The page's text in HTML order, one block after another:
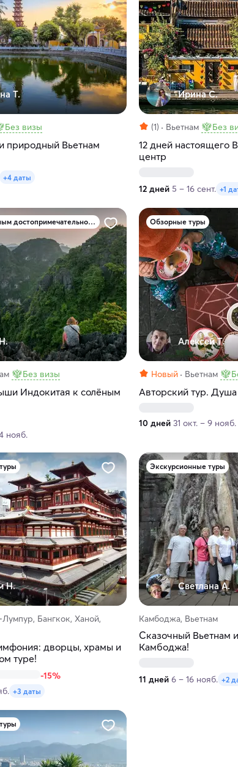
Т.
Без визы
природный Вьетнам
+4 даты
Ирина С.
(1) Вьетнам Без
12 дней настоящего
центр
12 дней 5 – 16 сент. +1
Туры по природным достопримечательностям
Без визы
Индокитая к солёным
нояб.
Обзорные туры
Алексей Т.
Новый Вьетнам
Авторский тур.
10 дней 31 окт. – 9 нояб.
H.
Бангкок, Ханой,
дворцы, храмы и
туре!
-15%
+3 даты
Экскурсионные туры
Светлана А.
Камбоджа, Вьетнам
Сказочный Вьетнам
Камбоджа!
11 дней 6 – 16 нояб. +2